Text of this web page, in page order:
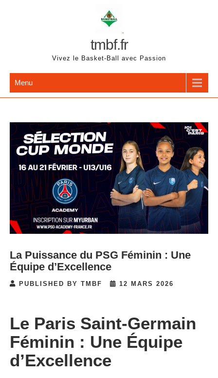
tmbf.fr
Vivez le Basket-Ball avec Passion
Menu
La Puissance du PSG Féminin : Une
Équipe d’Excellence
PUBLISHED BY TMBF 12 MARS 2026
Le Paris Saint-Germain
Féminin : Une Équipe
d’Excellence